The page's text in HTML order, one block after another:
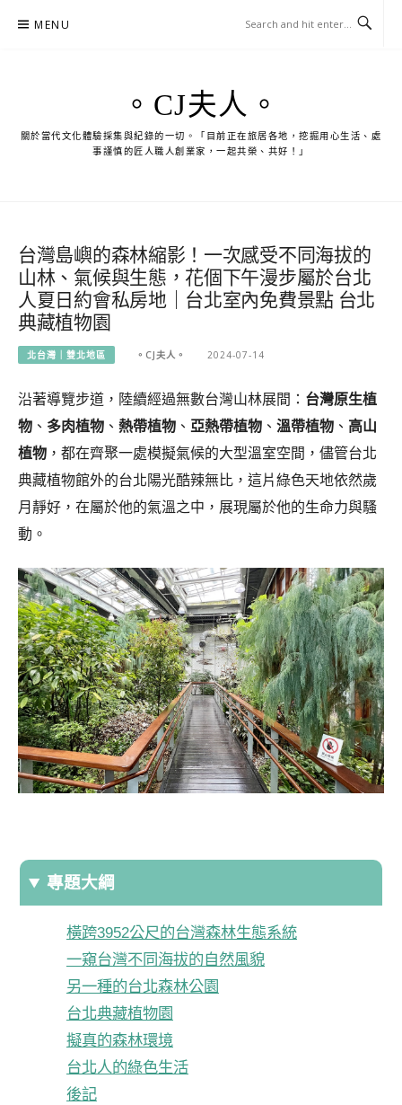
MENU
。CJ夫人。
關於當代文化體驗採集與紀錄的一切。「目前正在旅居各地，挖掘用心生活、處
事謹慎的匠人職人創業家，一起共榮、共好！」
台灣島嶼的森林縮影！一次感受不同海拔的
山林、氣候與生態，花個下午漫步屬於台北
人夏日約會私房地｜台北室內免費景點 台北
典藏植物園
北台灣｜雙北地區 。CJ夫人。 2024-07-14
沿著導覽步道，陸續經過無數台灣山林展間： 台灣原生植
物 、 多肉植物 、 熱帶植物 、 亞熱帶植物 、 溫帶植物 、 高山
植物 ，都在齊聚一處模擬氣候的大型溫室空間，儘管台北
典藏植物館外的台北陽光酷辣無比，這片綠色天地依然歲
月靜好，在屬於他的氣溫之中，展現屬於他的生命力與騷
動。
專題大綱
橫跨3952公尺的台灣森林生態系統
一窺台灣不同海拔的自然風貌
另一種的台北森林公園
台北典藏植物園
擬真的森林環境
台北人的綠色生活
後記